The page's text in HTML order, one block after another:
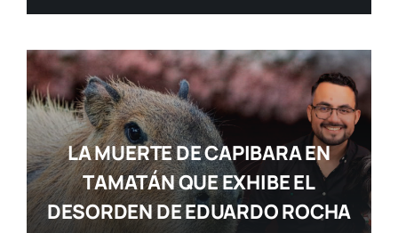
LA MUERTE DE CAPIBARA EN
TAMATÁN QUE EXHIBE EL
DESORDEN DE EDUARDO ROCHA